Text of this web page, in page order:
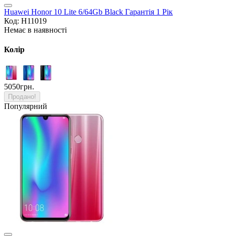
Huawei Honor 10 Lite 6/64Gb Black Гарантія 1 Рік
Код: H11019
Немає в наявності
Колір
5050грн.
Продано!
Популярний